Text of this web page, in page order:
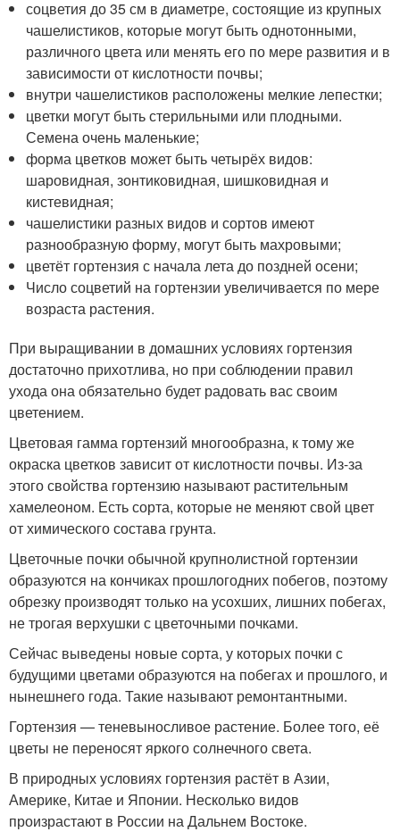
соцветия до 35 см в диаметре, состоящие из крупных
чашелистиков, которые могут быть однотонными,
различного цвета или менять его по мере развития и в
зависимости от кислотности почвы;
внутри чашелистиков расположены мелкие лепестки;
цветки могут быть стерильными или плодными.
Семена очень маленькие;
форма цветков может быть четырёх видов:
шаровидная, зонтиковидная, шишковидная и
кистевидная;
чашелистики разных видов и сортов имеют
разнообразную форму, могут быть махровыми;
цветёт гортензия с начала лета до поздней осени;
Число соцветий на гортензии увеличивается по мере
возраста растения.
При выращивании в домашних условиях гортензия
достаточно прихотлива, но при соблюдении правил
ухода она обязательно будет радовать вас своим
цветением.
Цветовая гамма гортензий многообразна, к тому же
окраска цветков зависит от кислотности почвы. Из-за
этого свойства гортензию называют растительным
хамелеоном. Есть сорта, которые не меняют свой цвет
от химического состава грунта.
Цветочные почки обычной крупнолистной гортензии
образуются на кончиках прошлогодних побегов, поэтому
обрезку производят только на усохших, лишних побегах,
не трогая верхушки с цветочными почками.
Сейчас выведены новые сорта, у которых почки с
будущими цветами образуются на побегах и прошлого, и
нынешнего года. Такие называют ремонтантными.
Гортензия — теневыносливое растение. Более того, её
цветы не переносят яркого солнечного света.
В природных условиях гортензия растёт в Азии,
Америке, Китае и Японии. Несколько видов
произрастают в России на Дальнем Востоке.